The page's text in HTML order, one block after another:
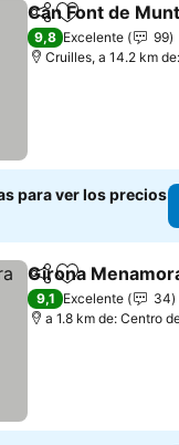
CompartirAñadir a
Can Font de
9,8 Excelente
99
Cruilles, a 14.2 km
para ver los precios
Compartir
Añadir a
Girona
9,1 Excelente
34
a 1.8 km de: Centro